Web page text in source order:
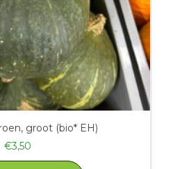
groot (bio* EH)
€3,50